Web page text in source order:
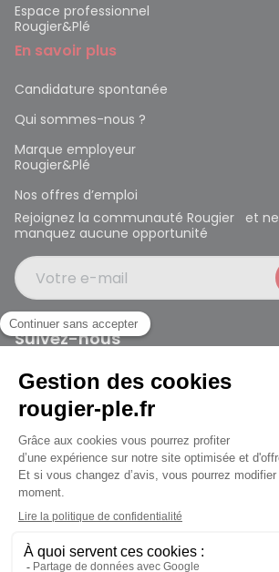
Espace professionnel
Rougier&Plé
En savoir plus
Candidature spontanée
Qui sommes-nous ?
Marque employeur
Rougier&Plé
Nos offres d’emploi
Rejoignez la communauté Rougier et ne
manquez aucune opportunité
Votre e-mail
Suivez-nous
Rougier et Plé 2024 Copyright
Mentions légales
Conditions générales des ventes